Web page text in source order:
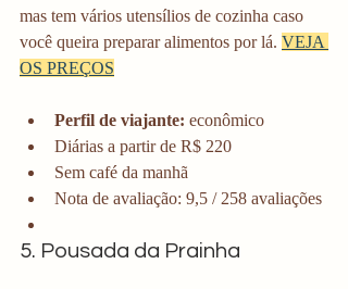
mas tem vários utensílios de cozinha caso
você queira preparar alimentos por lá. VEJA
OS PREÇOS
Perfil de viajante: econômico
Diárias a partir de R$ 220
Sem café da manhã
Nota de avaliação: 9,5 / 258 avaliações
5. Pousada da Prainha